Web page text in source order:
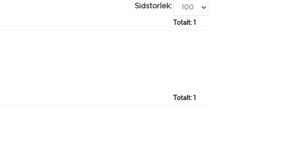
Sidstorlek:
Totalt: 1
Totalt: 1